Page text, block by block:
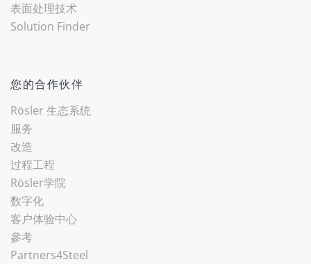
表面处理技术
Solution Finder
您的合作伙伴
Rösler 生态系统
服务
改造
过程工程
Rösler学院
数字化
客户体验中心
參考
Partners4Steel